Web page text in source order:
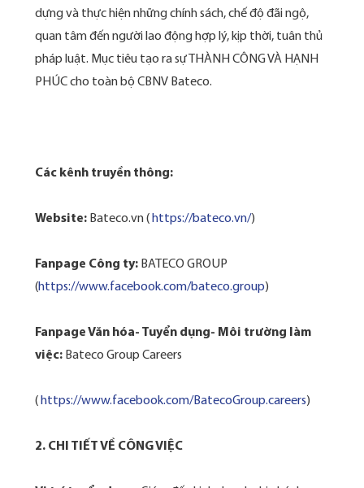
dựng và thực hiện những chính sách, chế độ đãi ngộ,
quan tâm đến người lao động hợp lý, kịp thời, tuân thủ
pháp luật. Mục tiêu tạo ra sự THÀNH CÔNG VÀ HẠNH
PHÚC cho toàn bộ CBNV Bateco.
Các kênh truyền thông:
Website:Bateco.vn ( https://bateco.vn/)
Fanpage Công ty:BATECO GROUP
(https://www.facebook.com/bateco.group)
Fanpage Văn hóa- Tuyển dụng- Môi trường làm
việc:Bateco Group Careers
( https://www.facebook.com/BatecoGroup.careers)
2. CHI TIẾT VỀ CÔNG VIỆC